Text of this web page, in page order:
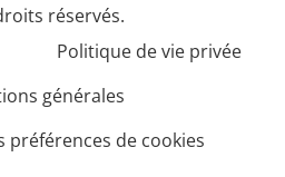
réservés.
Politique de vie privée
générales
préférences de cookies